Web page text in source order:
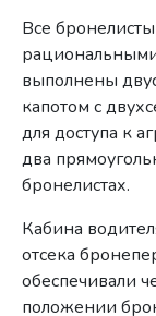
Все
выполнены
капотом с
для доступа к
два
бронелистах.
Кабина
отсека
обеспечивали
положении